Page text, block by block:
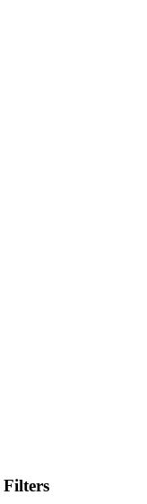
Filters